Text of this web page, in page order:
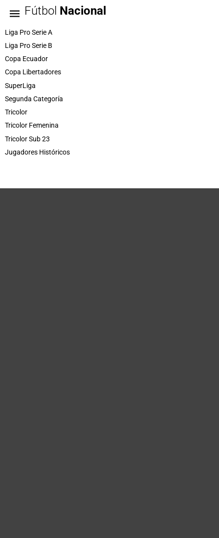
Fútbol Nacional
Liga Pro Serie A
Liga Pro Serie B
Copa Ecuador
Copa Libertadores
SuperLiga
Segunda Categoría
Tricolor
Tricolor Femenina
Tricolor Sub 23
Jugadores Históricos